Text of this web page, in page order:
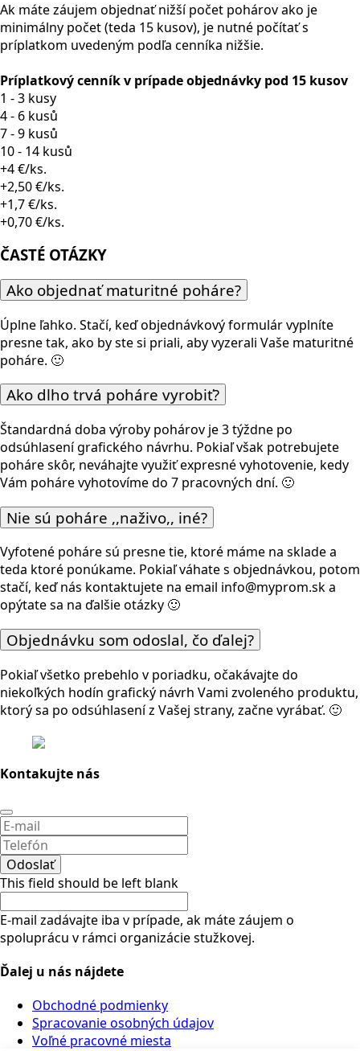
Ak máte záujem objednať nižší počet pohárov ako je
minimálny počet (teda 15 kusov), je nutné počítať s
príplatkom uvedeným podľa cenníka nižšie.
Príplatkový cenník v prípade objednávky pod 15 kusov
1 - 3 kusy
4 - 6 kusů
7 - 9 kusů
10 - 14 kusů
+4 €/ks.
+2,50 €/ks.
+1,7 €/ks.
+0,70 €/ks.
ČASTÉ OTÁZKY
Ako objednať maturitné poháre?
Úplne ľahko. Stačí, keď objednávkový formulár vyplníte
presne tak, ako by ste si priali, aby vyzerali Vaše maturitné
poháre. 🙂
Ako dlho trvá poháre vyrobiť?
Štandardná doba výroby pohárov je 3 týždne po
odsúhlasení grafického návrhu. Pokiaľ však potrebujete
poháre skôr, neváhajte využiť expresné vyhotovenie, kedy
Vám poháre vyhotovíme do 7 pracovných dní. 🙂
Nie sú poháre ,,naživo,, iné?
Vyfotené poháre sú presne tie, ktoré máme na sklade a
teda ktoré ponúkame. Pokiaľ váhate s objednávkou, potom
stačí, keď nás kontaktujete na email info@myprom.sk a
opýtate sa na ďalšie otázky 🙂
Objednávku som odoslal, čo ďalej?
Pokiaľ všetko prebehlo v poriadku, očakávajte do
niekoľkých hodín grafický návrh Vami zvoleného produktu,
ktorý sa po odsúhlasení z Vašej strany, začne vyrábať. 🙂
Kontakujte nás
Odoslať
This field should be left blank
E-mail zadávajte iba v prípade, ak máte záujem o
spoluprácu v rámci organizácie stužkovej.
Ďalej u nás nájdete
Obchodné podmienky
Spracovanie osobných údajov
Voľné pracovné miesta